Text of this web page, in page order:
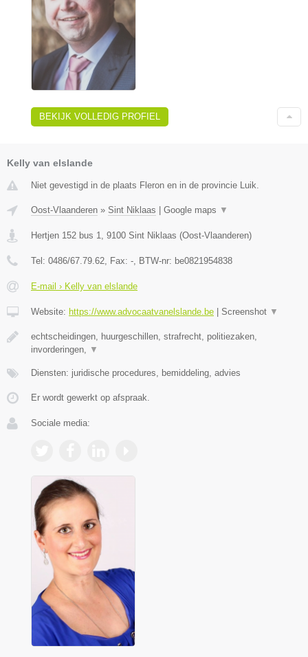
BEKIJK VOLLEDIG PROFIEL
Kelly van elslande
Niet gevestigd in de plaats Fleron en in de provincie Luik.
Oost-Vlaanderen » Sint Niklaas Google maps ▼
Hertjen 152 bus 1 9100 Sint Niklaas (Oost-Vlaanderen)
Tel: 0486/67.79.62 , Fax: - , BTW-nr: be0821954838
E-mail › Kelly van elslande
Website: https://www.advocaatvanelslande.be Screenshot ▼
echtscheidingen, huurgeschillen, strafrecht, politiezaken,
invorderingen,
▼
Diensten: juridische procedures, bemiddeling, advies
Er wordt gewerkt op afspraak.
Sociale media: